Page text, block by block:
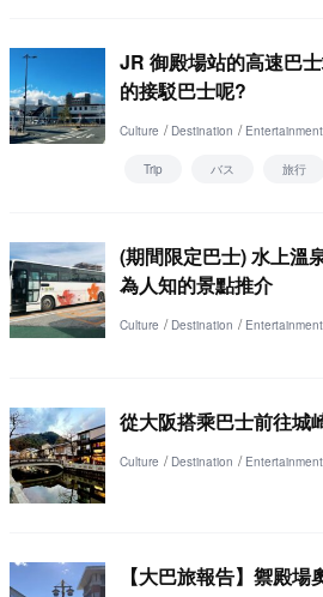
JR 御殿場站的高速巴
的接駁巴士呢?
Culture Destination Entertainment
Trip バス 旅行
(期間限定巴士) 水上溫
為人知的景點推介
Culture Destination Entertainment
從大阪搭乘巴士前往城
Culture Destination Entertainment
【大巴旅報告】禦殿